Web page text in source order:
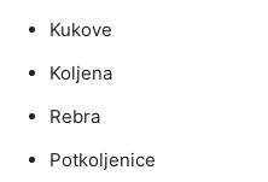
Kukove
Koljena
Rebra
Potkoljenice